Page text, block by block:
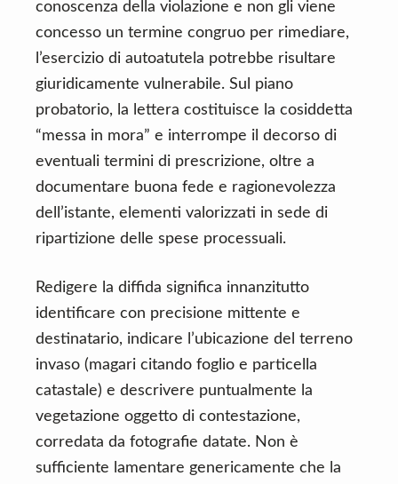
conoscenza della violazione e non gli viene
concesso un termine congruo per rimediare,
l’esercizio di autoatutela potrebbe risultare
giuridicamente vulnerabile. Sul piano
probatorio, la lettera costituisce la cosiddetta
“messa in mora” e interrompe il decorso di
eventuali termini di prescrizione, oltre a
documentare buona fede e ragionevolezza
dell’istante, elementi valorizzati in sede di
ripartizione delle spese processuali.
Redigere la diffida significa innanzitutto
identificare con precisione mittente e
destinatario, indicare l’ubicazione del terreno
invaso (magari citando foglio e particella
catastale) e descrivere puntualmente la
vegetazione oggetto di contestazione,
corredata da fotografie datate. Non è
sufficiente lamentare genericamente che la